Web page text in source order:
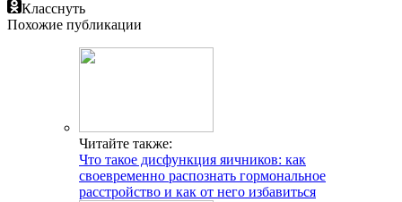
Класснуть
Похожие публикации
Читайте также:
Что такое дисфункция яичников: как
своевременно распознать гормональное
расстройство и как от него избавиться